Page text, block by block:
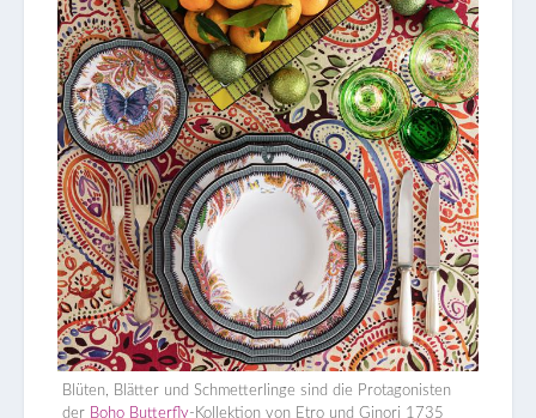
Blüten, Blätter und Schmetterlinge sind die Protagonisten
der Boho Butterfly-Kollektion von Etro und Ginori 1735